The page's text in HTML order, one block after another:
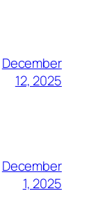
December
12, 2025
December
1, 2025